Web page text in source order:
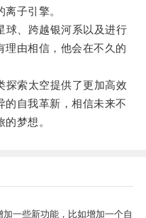
子引擎。
、跨越银河系以及进行
理由相信，他会在不久的
索太空提供了更加高效
的自我革新，相信未来不
梦想。
一些新功能，比如增加一个自